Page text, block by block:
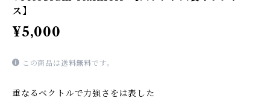
ス】
¥5,000
この商品は送料無料です。
重なるベクトルで力強さをは表した